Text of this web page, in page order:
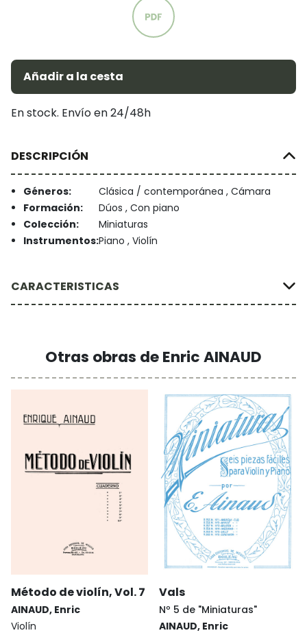
Añadir a la cesta
En stock. Envío en 24/48h
DESCRIPCIÓN
Géneros:
Clásica / contemporánea , Cámara
Formación:
Dúos , Con piano
Colección:
Miniaturas
Instrumentos:Piano , Violín
CARACTERISTICAS
Otras obras de Enric AINAUD
Método de violín, Vol. 7
AINAUD, Enric
Violín
Vals
Nº 5 de "Miniaturas"
AINAUD, Enric